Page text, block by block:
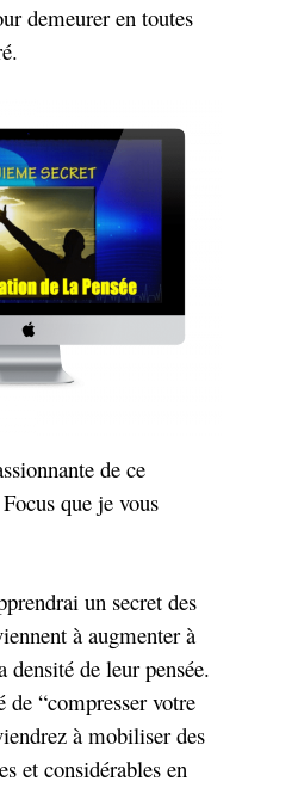
demeurer en toutes
de ce
que je vous
un secret des
à augmenter à
de leur pensée.
de “compresser votre
à mobiliser des
et considérables en